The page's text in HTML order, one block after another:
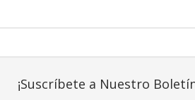
¡Suscríbete a Nuestro